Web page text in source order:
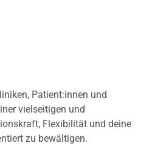
Patient:innen und
vielseitigen und
Flexibilität und deine
zu bewältigen.